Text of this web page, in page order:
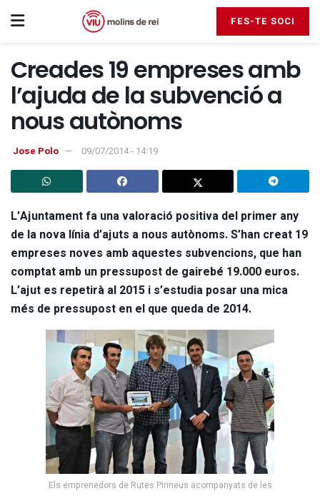
FES-TE SOCI
Creades 19 empreses amb
l’ajuda de la subvenció a
nous autònoms
Jose Polo 09/07/2014 - 14:19
L’Ajuntament fa una valoració positiva del primer any
de la nova línia d’ajuts a nous autònoms. S’han creat 19
empreses noves amb aquestes subvencions, que han
comptat amb un pressupost de gairebé 19.000 euros.
L’ajut es repetirà al 2015 i s’estudia posar una mica
més de pressupost en el que queda de 2014.
Els emprenedors de Rutes Pirineus acompanyats de les